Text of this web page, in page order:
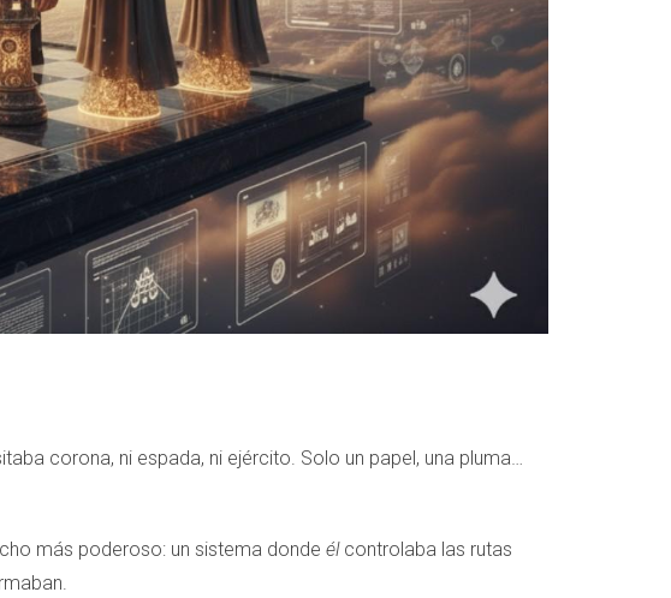
corona, ni espada, ni ejército. Solo un papel, una pluma…
más poderoso: un sistema donde élcontrolaba las rutas